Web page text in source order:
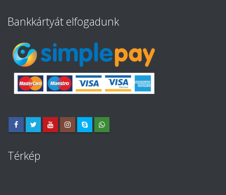
Bankkártyát elfogadunk
Térkép